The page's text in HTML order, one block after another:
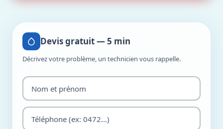
Devis gratuit — 5 min
Décrivez votre problème, un technicien vous rappelle.